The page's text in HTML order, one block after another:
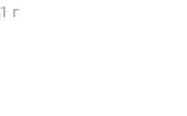
г